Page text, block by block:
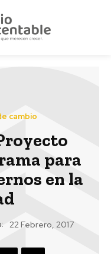
cambio
para
en la
22 Febrero, 2017